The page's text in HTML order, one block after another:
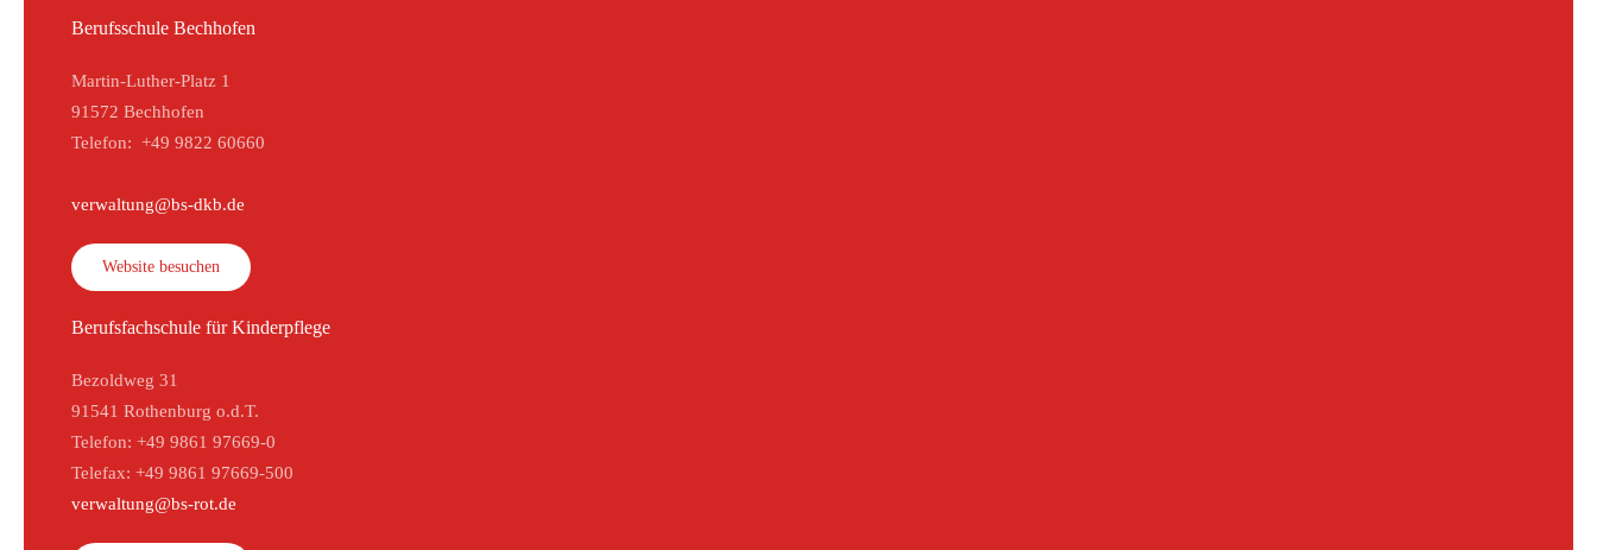
Berufsschule Bechhofen
Martin-Luther-Platz 1
91572 Bechhofen
Telefon: +49 9822 60660
verwaltung@bs-dkb.de
Website besuchen
Berufsfachschule für Kinderpflege
Bezoldweg 31
91541 Rothenburg o.d.T.
Telefon: +49 9861 97669-0
Telefax: +49 9861 97669-500
verwaltung@bs-rot.de